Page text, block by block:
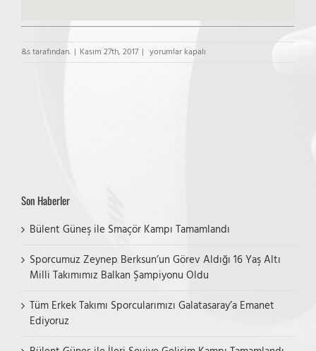
&s tarafından. | Kasım 27th, 2017 | ME
Marmara
yorumlar kapalı
Son Haberler
Bülent Güneş ile Smaçör Kampı Tamamlandı
Sporcumuz Zeynep Berksun’un Görev Aldığı 16 Yaş Altı
Milli Takımımız Balkan Şampiyonu Oldu
Tüm Erkek Takımı Sporcularımızı Galatasaray’a Emanet
Ediyoruz